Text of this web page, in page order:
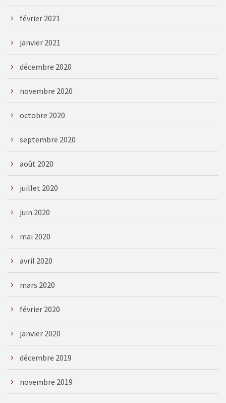
février 2021
janvier 2021
décembre 2020
novembre 2020
octobre 2020
septembre 2020
août 2020
juillet 2020
juin 2020
mai 2020
avril 2020
mars 2020
février 2020
janvier 2020
décembre 2019
novembre 2019